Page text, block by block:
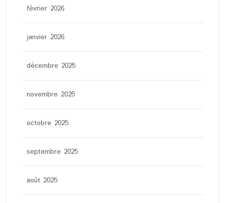
février 2026
janvier 2026
décembre 2025
novembre 2025
octobre 2025
septembre 2025
août 2025